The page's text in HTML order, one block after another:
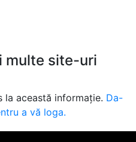
multe site-uri
la această informație. Da-
a vă loga.